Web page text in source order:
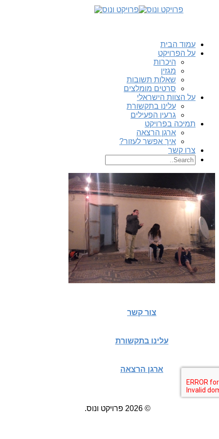
עמוד הבית
על הפרויקט
היכרות
מגזין
שאלות תשובות
סרטים מומלצים
על הצוות הישראלי
עלינו בתקשורת
גרעין הפעילים
תמיכה בפרויקט
ארגן הרצאה
איך אפשר לעזור?
צרו קשר
צור קשר
עלינו בתקשורת
ארגן הרצאה
© 2026 פרויקט ונוס.